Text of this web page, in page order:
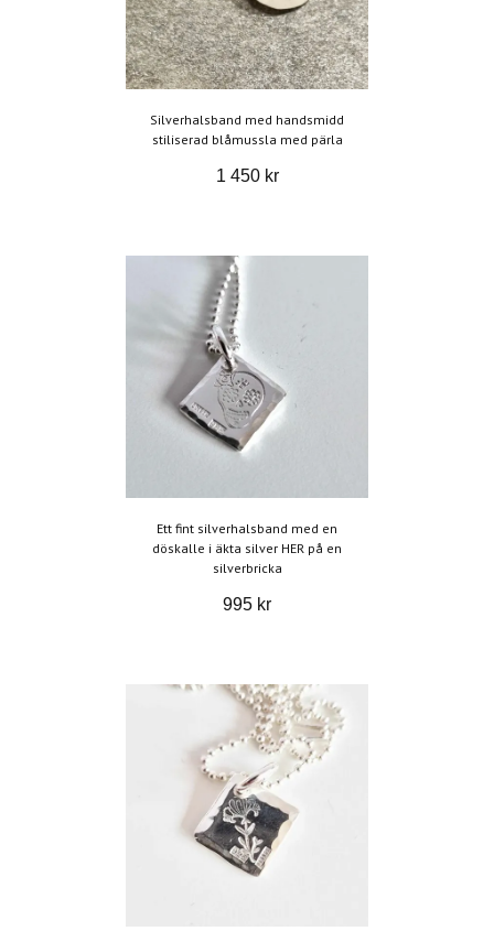
Silverhalsband med handsmidd
stiliserad blåmussla med pärla
1 450 kr
Ett fint silverhalsband med en
döskalle i äkta silver HER på en
silverbricka
995 kr